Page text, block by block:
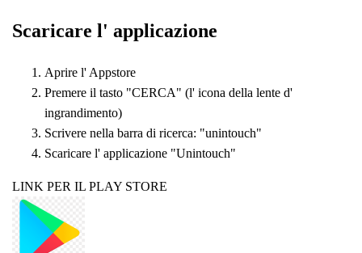
Scaricare l' applicazione
Aprire l' Appstore
Premere il tasto "CERCA" (l' icona della lente d'
ingrandimento)
Scrivere nella barra di ricerca: "unintouch"
Scaricare l' applicazione "Unintouch"
LINK PER IL PLAY STORE